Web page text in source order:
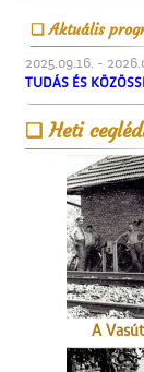
Aktuális
2025.09.16. -
TUDÁS ÉS
Heti
A ceglédi
A